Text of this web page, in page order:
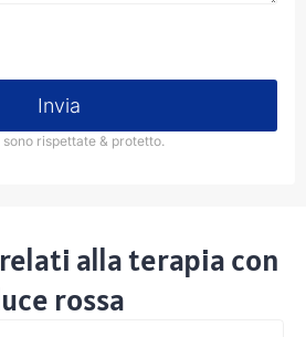
Invia
rispettate & protetto.
alla terapia con
rossa